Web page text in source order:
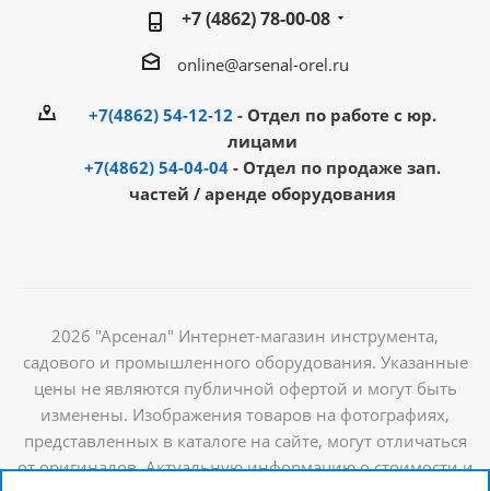
+7 (4862) 78-00-08
online@arsenal-orel.ru
+7(4862) 54-12-12 - Отдел по работе с юр.
лицами
+7(4862) 54-04-04 - Отдел по продаже зап.
частей / аренде оборудования
2026 "Арсенал" Интернет-магазин инструмента,
садового и промышленного оборудования. Указанные
цены не являются публичной офертой и могут быть
изменены. Изображения товаров на фотографиях,
представленных в каталоге на сайте, могут отличаться
от оригиналов. Актуальную информацию о стоимости и